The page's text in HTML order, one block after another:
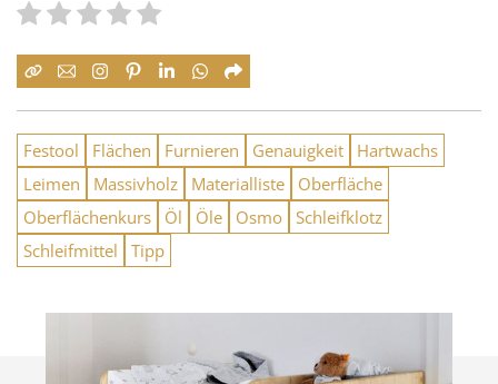
Festool Flächen Furnieren Genauigkeit
Hartwachs
Leimen
Massivholz Materialliste
Oberfläche
Oberflächenkurs
Öl Öle Osmo Schleifklotz
Schleifmittel
Tipp